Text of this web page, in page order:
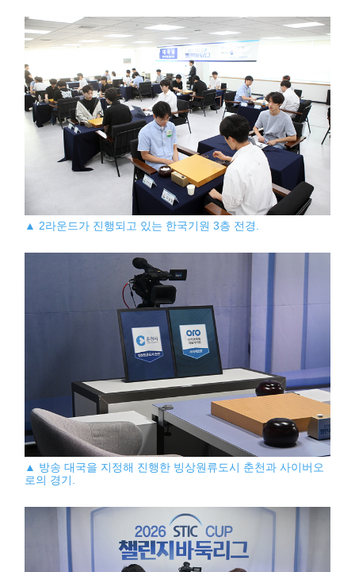
▲ 2라운드가 진행되고 있는 한국기원 3층 전경.
▲ 방송 대국을 지정해 진행한 빙상원류도시 춘천과 사이버오
로의 경기.